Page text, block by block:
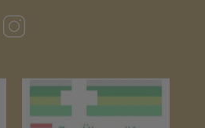
(öffnet in neuem Tab)